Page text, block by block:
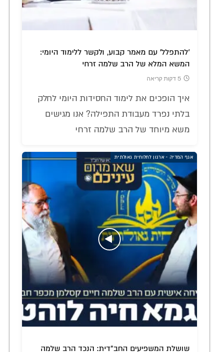
'להתפלל' עם מאמר קבוע, ולקשר ללימוד היומי:
המשא המלא של הרב שלמה זרחי
5 דקות קריאה
איך הופכים את לימוד החסידות היומי לחלק
בלתי נפרד מעבודת התפילה? אנו מגישים
משא מיוחד של הרב שלמה זרחי
אגף המדיה - ארגון לחלוחית גאולתית
שושלת המשפיעים החב"דית: הנכד הרב שלמה